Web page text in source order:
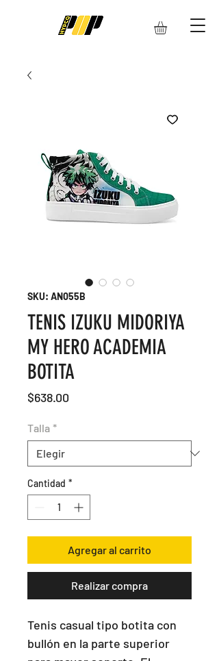
SKU: AN055B
TENIS IZUKU MIDORIYA
MY HERO ACADEMIA
BOTITA
$638.00
Talla *
Cantidad *
Agregar al carrito
Realizar compra
Tenis casual tipo botita con
bullón en la parte superior